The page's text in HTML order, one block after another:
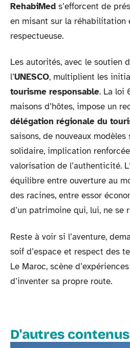
RehabiMed s’efforcent de
en misant sur la réhabilitation
respectueuse.
Les autorités, avec le soutien
l’UNESCO, multiplient les
tourisme responsable. La loi
maisons d’hôtes, impose un
délégation régionale du
saisons, de nouveaux modèles
solidaire, implication
valorisation de l’authenticité.
équilibre entre ouverture au
des racines, entre essor
d’un patrimoine qui, lui, ne se
Reste à voir si l’aventure,
soif d’espace et respect des
Le Maroc, scène
d’inventer sa propre route.
D'autres